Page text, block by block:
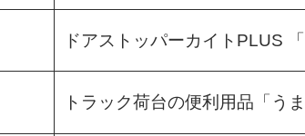
ドアストッパーカイトPLUS
トラック荷台の便利用品「うま